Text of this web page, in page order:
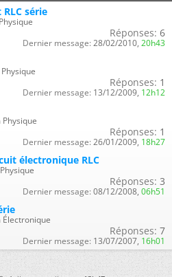
série
Réponses: 6
Dernier message: 28/02/2010, 20h43
Réponses: 1
Dernier message: 13/12/2009, 12h12
Réponses: 1
Dernier message: 26/01/2009, 18h27
électronique RLC
Réponses: 3
Dernier message: 08/12/2008, 06h51
Réponses: 7
Dernier message: 13/07/2007, 16h01